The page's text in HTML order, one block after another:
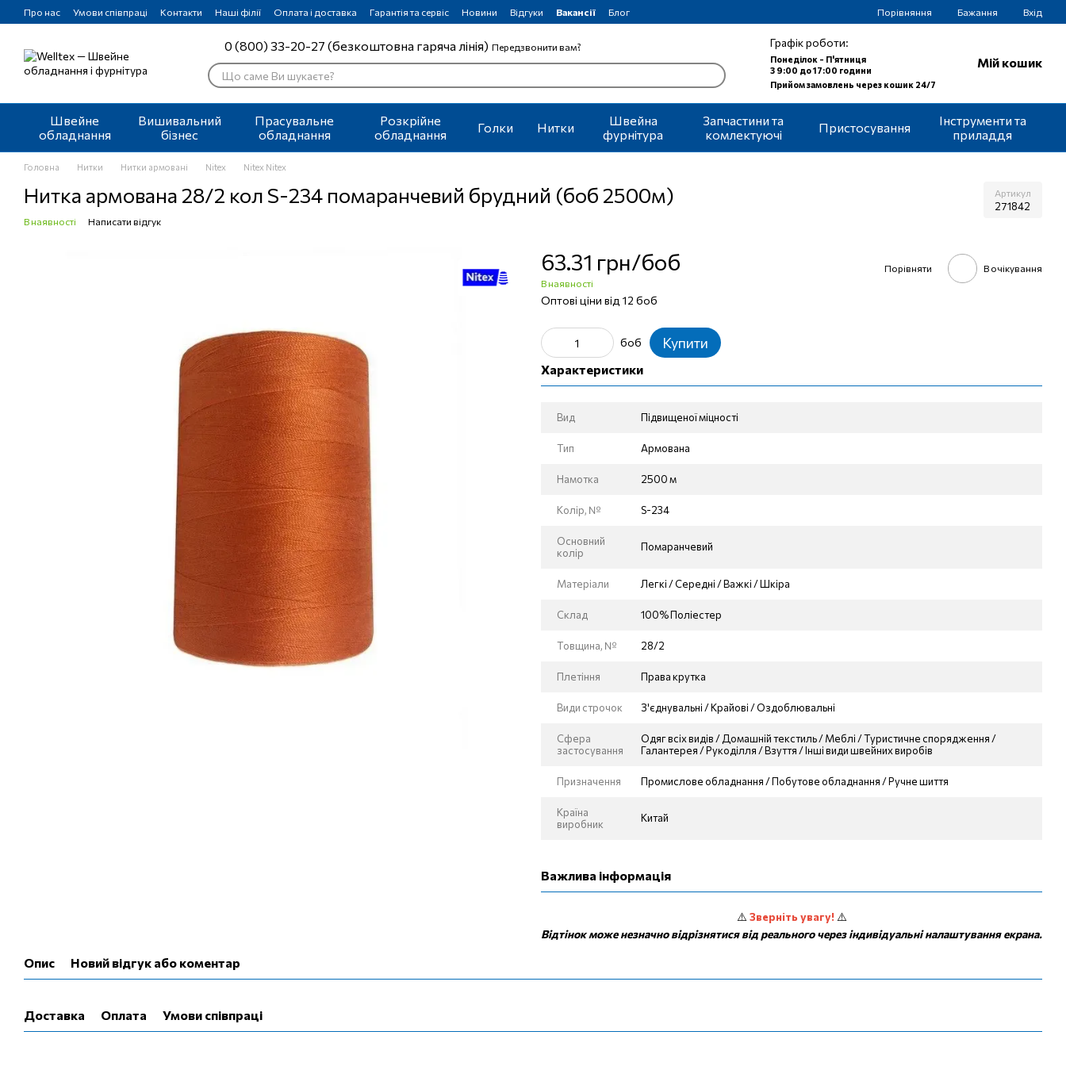
Перейти до основного контенту
Про нас Умови співпраці Контакти Наші філії Оплата і доставка Гарантія та сервіс Новини Відгуки Вакансії Блог Порівняння Бажання Вхід
0 (800) 33-20-27 (безкоштовна гаряча лінія) Передзвонити вам? Графік роботи:
Понеділок - П'ятниця
З 9:00 до 17:00 години
Прийом замовлень через кошик 24/7
Мій кошик
Швейне
обладнання
Вишивальний
бізнес
Прасувальне
обладнання
Розкрійне
обладнання
Голки Нитки
Швейна
фурнітура
Запчастини та
комлектуючі
Пристосування
Інструменти та
приладдя
Головна Нитки Нитки армовані Nitex Nitex Nitex
Нитка армована 28/2 кол S-234 помаранчевий брудний (боб 2500м) Артикул
271842
В наявності Написати відгук
63.31 грн/боб
В наявності
Порівняти В очікування
Оптові ціни від 12 боб
боб Купити
Характеристики
Вид Підвищеної міцності
Тип Армована
Намотка 2500 м
Колір, № S-234
Основний
колір
Помаранчевий
Матеріали Легкі / Середні / Важкі / Шкіра
Склад 100% Поліестер
Товщина, № 28/2
Плетіння Права крутка
Види строчок З'єднувальні / Крайові / Оздоблювальні
Сфера
застосування
Одяг всіх видів / Домашній текстиль / Меблі / Туристичне спорядження /
Галантерея / Рукоділля / Взуття / Інші види швейних виробів
Призначення Промислове обладнання / Побутове обладнання / Ручне шиття
Країна
виробник
Китай
Важлива інформація
⚠️ Зверніть увагу! ⚠️
Відтінок може незначно відрізнятися від реального через індивідуальні налаштування екрана.
Опис Новий відгук або коментар
Доставка Оплата Умови співпраці